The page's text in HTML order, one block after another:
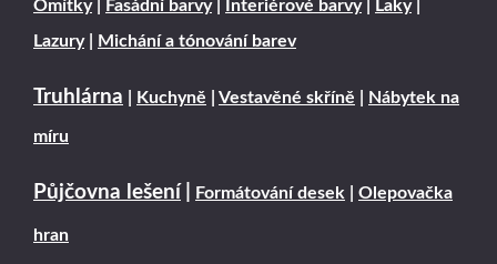
Omítky| Fasádní barvy| Interiérové barvy| Laky|
Lazury| Michání a tónování barev
Truhlárna Kuchyně Vestavěné skříně Nábytek na
míru
Půjčovna lešení Formátování desek Olepovačka
hran